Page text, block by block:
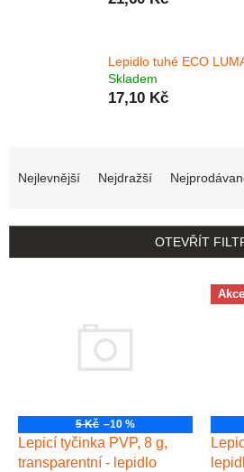
Lepidlo tuhé ECO
Skladem
17,10 Kč
Nejlevnější Nejdražší
OTEVŘÍT
5 Kč –10 %
Lepicí tyčinka PVP, 8 g,
transparentní - lepidlo
Akce